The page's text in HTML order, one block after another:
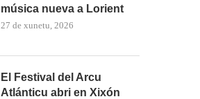
música nueva a Lorient
27 de xunetu, 2026
El Festival del Arcu
Atlánticu abri en Xixón